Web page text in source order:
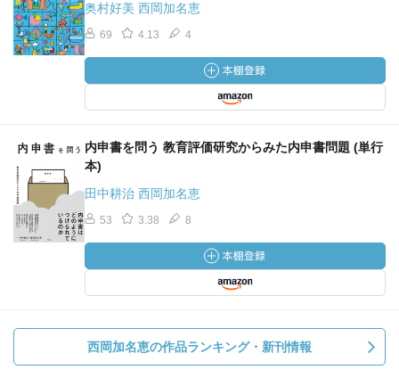
奥村好美 西岡加名恵
69 4.13 4
内申書を問う 教育評価研究からみた内申書問題 (単行
本)
田中耕治 西岡加名恵
53 3.38 8
西岡加名恵の作品ランキング・新刊情報